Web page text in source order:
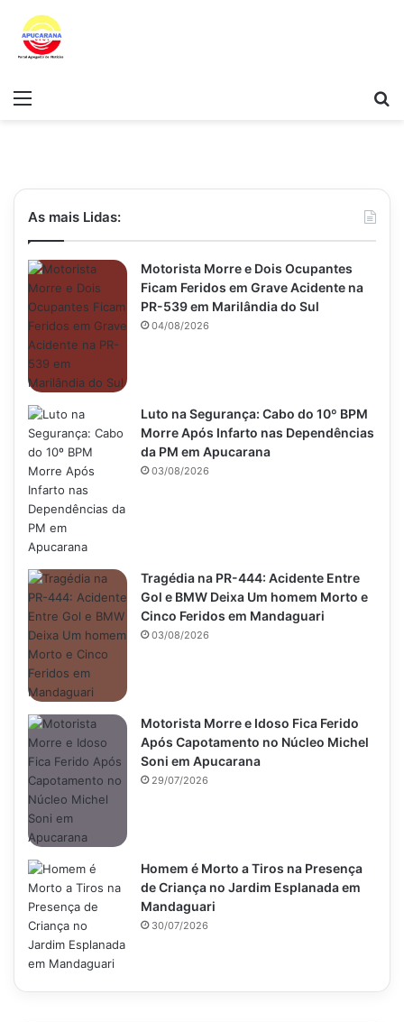
Menu
As mais Lidas:
Motorista Morre e Dois Ocupantes
Ficam Feridos em Grave Acidente na
PR-539 em Marilândia do Sul
04/08/2026
Luto na Segurança: Cabo do 10º BPM
Morre Após Infarto nas Dependências
da PM em Apucarana
03/08/2026
Tragédia na PR-444: Acidente Entre
Gol e BMW Deixa Um homem Morto e
Cinco Feridos em Mandaguari
03/08/2026
Motorista Morre e Idoso Fica Ferido
Após Capotamento no Núcleo Michel
Soni em Apucarana
29/07/2026
Homem é Morto a Tiros na Presença
de Criança no Jardim Esplanada em
Mandaguari
30/07/2026